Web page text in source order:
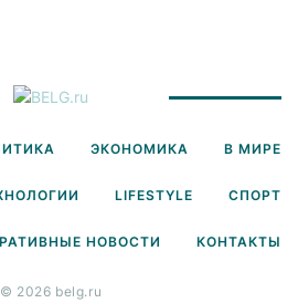
ЭКОНОМИКА В МИРЕ
LIFESTYLE СПОРТ
НОВОСТИ КОНТАКТЫ
© 2026 belg.ru